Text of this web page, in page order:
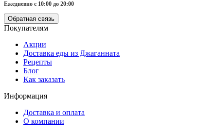
Ежедневно с 10:00 до 20:00
Обратная связь
Покупателям
Акции
Доставка еды из Джаганната
Рецепты
Блог
Как заказать
Информация
Доставка и оплата
О компании